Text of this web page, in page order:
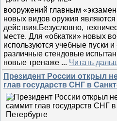
вооружений главным
новых видов оружия
действия.Безусловно,
месте. Для «обкатки» новых
используются учебные пуски
различные стендовые
новые тренаже ... Читать
Президент России открыл
глав государств СНГ в